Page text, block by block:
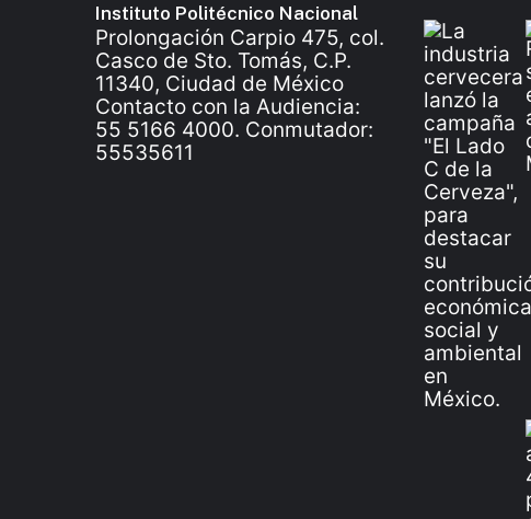
Instituto Politécnico Nacional
Prolongación Carpio 475, col.
Casco de Sto. Tomás, C.P.
11340, Ciudad de México
Contacto con la Audiencia:
55 5166 4000. Conmutador:
55535611